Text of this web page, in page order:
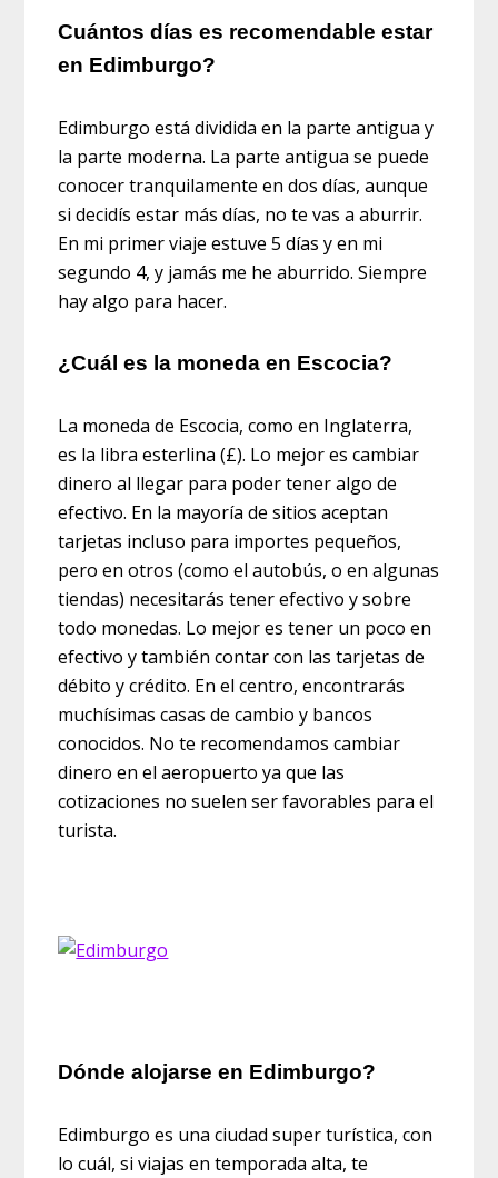
Cuántos días es recomendable estar
en Edimburgo?
Edimburgo está dividida en la parte antigua y
la parte moderna. La parte antigua se puede
conocer tranquilamente en dos días, aunque
si decidís estar más días, no te vas a aburrir.
En mi primer viaje estuve 5 días y en mi
segundo 4, y jamás me he aburrido. Siempre
hay algo para hacer.
¿Cuál es la moneda en Escocia?
La moneda de Escocia, como en Inglaterra,
es la libra esterlina (£). Lo mejor es cambiar
dinero al llegar para poder tener algo de
efectivo. En la mayoría de sitios aceptan
tarjetas incluso para importes pequeños,
pero en otros (como el autobús, o en algunas
tiendas) necesitarás tener efectivo y sobre
todo monedas. Lo mejor es tener un poco en
efectivo y también contar con las tarjetas de
débito y crédito. En el centro, encontrarás
muchísimas casas de cambio y bancos
conocidos. No te recomendamos cambiar
dinero en el aeropuerto ya que las
cotizaciones no suelen ser favorables para el
turista.
Dónde alojarse en Edimburgo?
Edimburgo es una ciudad super turística, con
lo cuál, si viajas en temporada alta, te